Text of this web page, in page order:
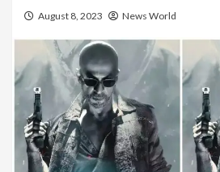
August 8, 2023 News World